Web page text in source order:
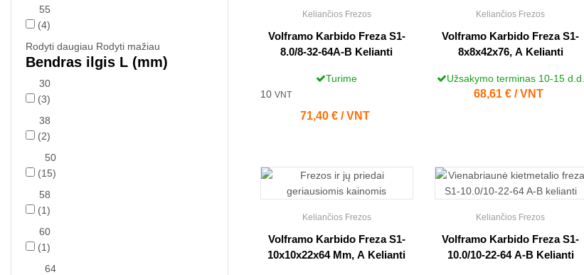
55
(4)
Rodyti daugiau Rodyti mažiau
Bendras ilgis L (mm)
30
(3)
38
(2)
50
(15)
58
(1)
60
(1)
64
Keliančios Frezos
Volframo Karbido Freza S1-
8.0/8-32-64A-B Kelianti
Turime
10 VNT
Kaina
71,40 € / VNT
Keliančios Frezos
Volframo Karbido Freza S1-
8x8x42x76, A Kelianti
Užsakymo terminas 10-15 d.d.
Kaina
68,61 € / VNT
Keliančios Frezos
Volframo Karbido Freza S1-
10x10x22x64 Mm, A Kelianti
Keliančios Frezos
Volframo Karbido Freza S1-
10.0/10-22-64 A-B Kelianti